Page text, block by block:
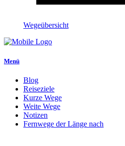
Wegeübersicht
Menü
Blog
Reiseziele
Kurze Wege
Weite Wege
Notizen
Fernwege der Länge nach